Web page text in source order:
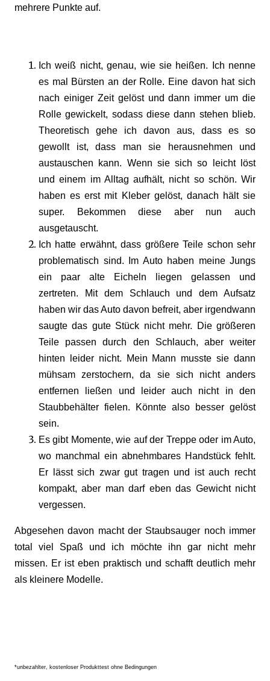
mehrere Punkte auf.
Ich weiß nicht, genau, wie sie heißen. Ich nenne
es mal Bürsten an der Rolle. Eine davon hat sich
nach einiger Zeit gelöst und dann immer um die
Rolle gewickelt, sodass diese dann stehen blieb.
Theoretisch gehe ich davon aus, dass es so
gewollt ist, dass man sie herausnehmen und
austauschen kann. Wenn sie sich so leicht löst
und einem im Alltag aufhält, nicht so schön. Wir
haben es erst mit Kleber gelöst, danach hält sie
super. Bekommen diese aber nun auch
ausgetauscht.
Ich hatte erwähnt, dass größere Teile schon sehr
problematisch sind. Im Auto haben meine Jungs
ein paar alte Eicheln liegen gelassen und
zertreten. Mit dem Schlauch und dem Aufsatz
haben wir das Auto davon befreit, aber irgendwann
saugte das gute Stück nicht mehr. Die größeren
Teile passen durch den Schlauch, aber weiter
hinten leider nicht. Mein Mann musste sie dann
mühsam zerstochern, da sie sich nicht anders
entfernen ließen und leider auch nicht in den
Staubbehälter fielen. Könnte also besser gelöst
sein.
Es gibt Momente, wie auf der Treppe oder im Auto,
wo manchmal ein abnehmbares Handstück fehlt.
Er lässt sich zwar gut tragen und ist auch recht
kompakt, aber man darf eben das Gewicht nicht
vergessen.
Abgesehen davon macht der Staubsauger noch immer
total viel Spaß und ich möchte ihn gar nicht mehr
missen. Er ist eben praktisch und schafft deutlich mehr
als kleinere Modelle.
*unbezahlter, kostenloser Produkttest ohne Bedingungen